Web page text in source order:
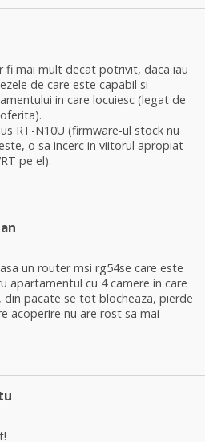
fi mai mult decat potrivit, daca iau
de care este capabil si
in care locuiesc (legat de
RT-N10U (firmware-ul stock nu
o sa incerc in viitorul apropiat
pe el).
un router msi rg54se care este
apartamentul cu 4 camere in care
din pacate se tot blocheaza, pierde
acoperire nu are rost sa mai